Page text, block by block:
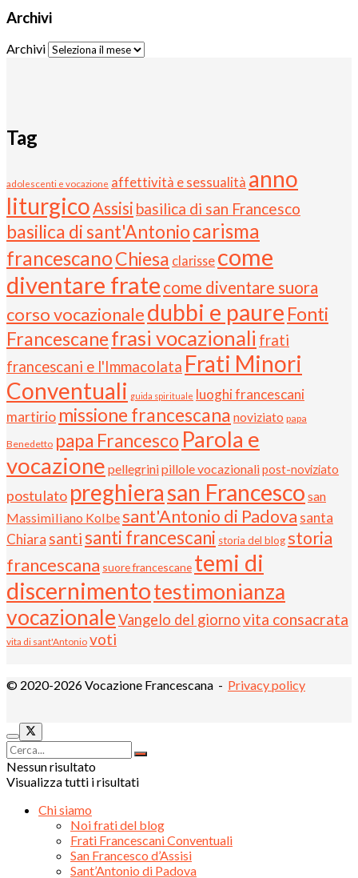
Archivi
Archivi
Tag
adolescenti e vocazione affettività e sessualità anno
liturgicoAssisi basilica di san Francesco
basilica di sant'Antoniocarisma
francescanoChiesa clarisse come
diventare frate come diventare suora
corso vocazionaledubbi e paure Fonti
Francescanefrasi vocazionali frati
francescani e l'Immacolata Frati Minori
Conventuali guida spirituale luoghi francescani
martirio missione francescana noviziato papa
Benedetto papa Francesco Parola e
vocazione pellegrinipillole vocazionalipost-noviziato
postulato preghierasan Francesco san
Massimiliano Kolbe sant'Antonio di Padova santa
Chiara santisanti francescani storia del blog storia
francescana suore francescane temi di
discernimentotestimonianza
vocazionaleVangelo del giornovita consacrata
vita di sant'Antonio voti
© 2020-2026 Vocazione Francescana - Privacy policy
Nessun risultato
Visualizza tutti i risultati
Chi siamo
Noi frati del blog
Frati Francescani Conventuali
San Francesco d’Assisi
Sant’Antonio di Padova